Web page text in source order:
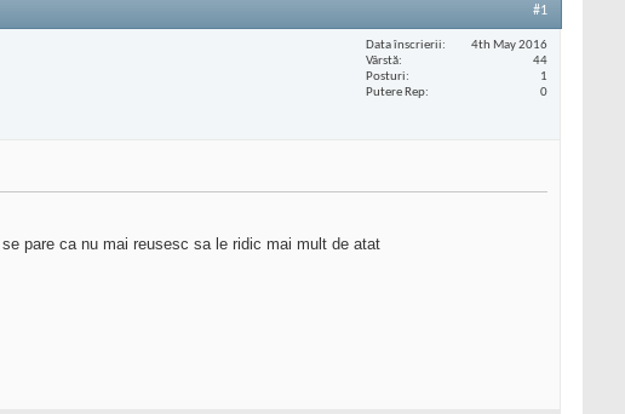
#1
Data înscrierii
4th May 2016
Vârstă
44
Posturi
1
Putere Rep
0
pare ca nu mai reusesc sa le ridic mai mult de atat